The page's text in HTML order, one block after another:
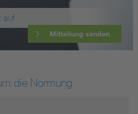
auf
Mitteilung senden
die Normung